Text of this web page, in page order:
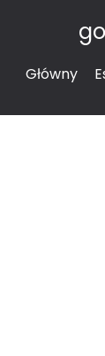
Główny